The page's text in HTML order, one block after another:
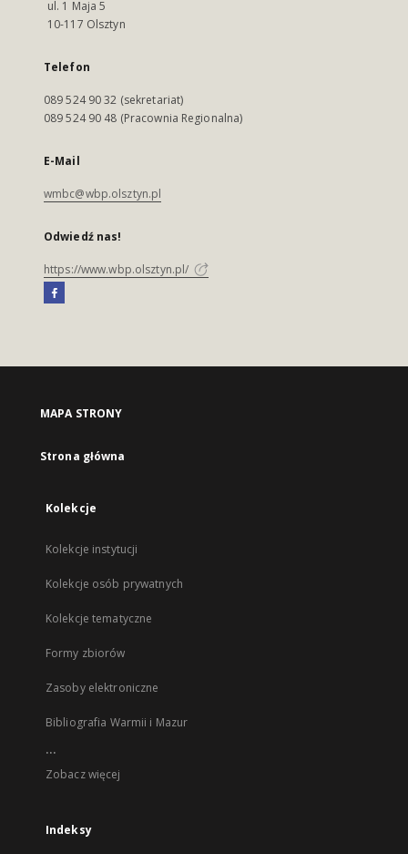
ul. 1 Maja 5
10-117 Olsztyn
Telefon
089 524 90 32 (sekretariat)
089 524 90 48 (Pracownia Regionalna)
E-Mail
wmbc@wbp.olsztyn.pl
Odwiedź nas!
https://www.wbp.olsztyn.pl/
MAPA STRONY
Strona główna
Kolekcje
Kolekcje instytucji
Kolekcje osób prywatnych
Kolekcje tematyczne
Formy zbiorów
Zasoby elektroniczne
Bibliografia Warmii i Mazur
...
Zobacz więcej
Indeksy